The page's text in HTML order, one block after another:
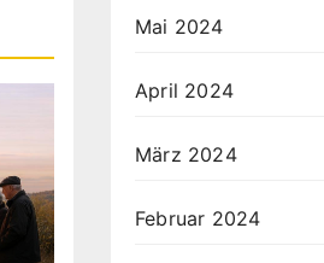
Mai 2024
April 2024
März 2024
Februar 2024